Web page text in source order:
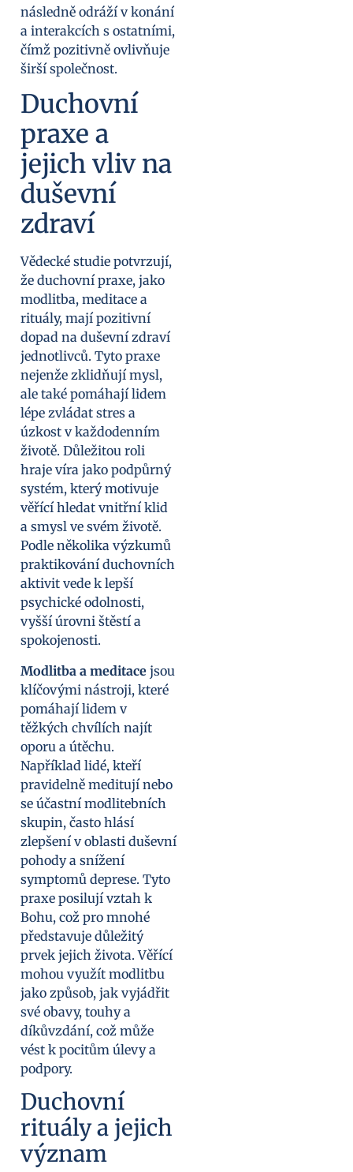
následně odráží v konání
a interakcích s ostatními,
čímž pozitivně ovlivňuje
širší společnost.
Duchovní
praxe a
jejich vliv na
duševní
zdraví
Vědecké studie potvrzují,
že duchovní praxe, jako
modlitba, meditace a
rituály, mají pozitivní
dopad na duševní zdraví
jednotlivců. Tyto praxe
nejenže zklidňují mysl,
ale také pomáhají lidem
lépe zvládat stres a
úzkost v každodenním
životě. Důležitou roli
hraje víra jako podpůrný
systém, který motivuje
věřící hledat vnitřní klid
a smysl ve svém životě.
Podle několika výzkumů
praktikování duchovních
aktivit vede k lepší
psychické odolnosti,
vyšší úrovni štěstí a
spokojenosti.
Modlitba a meditace jsou
klíčovými nástroji, které
pomáhají lidem v
těžkých chvílích najít
oporu a útěchu.
Například lidé, kteří
pravidelně meditují nebo
se účastní modlitebních
skupin, často hlásí
zlepšení v oblasti duševní
pohody a snížení
symptomů deprese. Tyto
praxe posilují vztah k
Bohu, což pro mnohé
představuje důležitý
prvek jejich života. Věřící
mohou využít modlitbu
jako způsob, jak vyjádřit
své obavy, touhy a
díkůvzdání, což může
vést k pocitům úlevy a
podpory.
Duchovní
rituály a jejich
význam